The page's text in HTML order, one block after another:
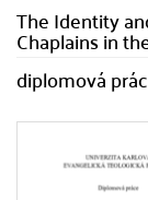
The Identity
Chaplains in
diplomová